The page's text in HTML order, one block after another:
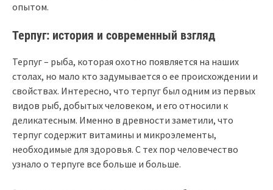
опытом.
Терпуг: история и современный взгляд
Терпуг – рыба, которая охотно появляется на наших
столах, но мало кто задумывается о ее происхождении и
свойствах. Интересно, что терпуг был одним из первых
видов рыб, добытых человеком, и его относили к
деликатесным. Именно в древности заметили, что
терпуг содержит витамины и микроэлементы,
необходимые для здоровья. С тех пор человечество
узнало о терпуге все больше и больше.